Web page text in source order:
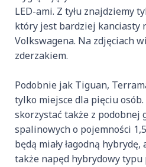
LED-ami. Z tyłu znajdziemy
który jest bardziej kanciasty
Volkswagena. Na zdjęciach
zderzakiem.
Podobnie jak Tiguan,
tylko miejsce dla pięciu
skorzystać także z podobnej
spalinowych o pojemności
będą miały łagodną
także napęd hybrydowy typu